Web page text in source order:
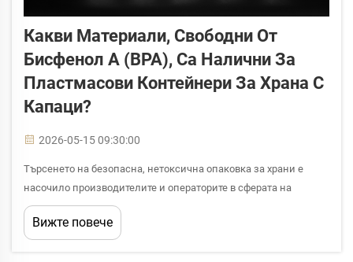
Какви Материали, Свободни От
Бисфенол А (BPA), Са Налични За
Пластмасови Контейнери За Храна С
Капаци?
2026-05-15 09:30:00
Търсенето на безопасна, нетоксична опаковка за храни е
насочило производителите и операторите в сферата на
храненето към алтернативи на поликарбоната и други
пластмаси, които традиционно съдържат бисфенол А.
Вижте повече